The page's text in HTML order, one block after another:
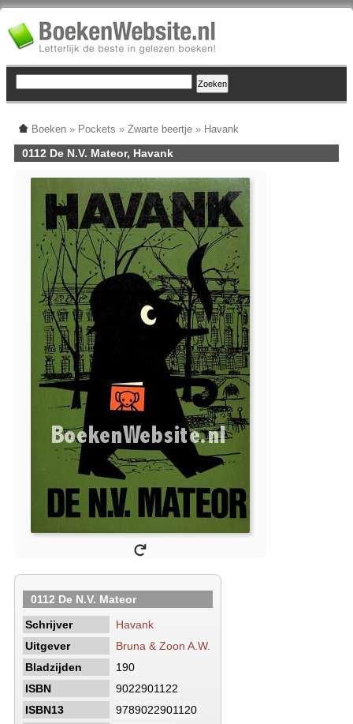
Boeken » Pockets » Zwarte beertje » Havank
0112 De N.V. Mateor, Havank
0112 De N.V. Mateor
Schrijver
Havank
Uitgever
Bruna & Zoon A.W.
Bladzijden
190
ISBN
9022901122
ISBN13
9789022901120